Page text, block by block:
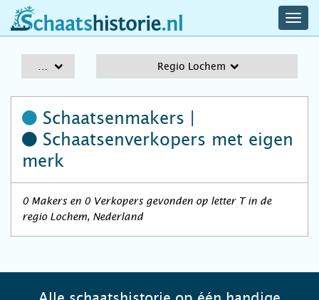
schaatshistorie.nl
Regio Lochem
Schaatsenmakers |
Schaatsenverkopers met eigen
merk
0 Makers en 0 Verkopers gevonden op letter T in de
regio Lochem, Nederland